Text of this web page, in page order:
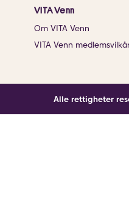
VITA Venn
Om VITA Venn
VITA Venn
Alle rettigheter